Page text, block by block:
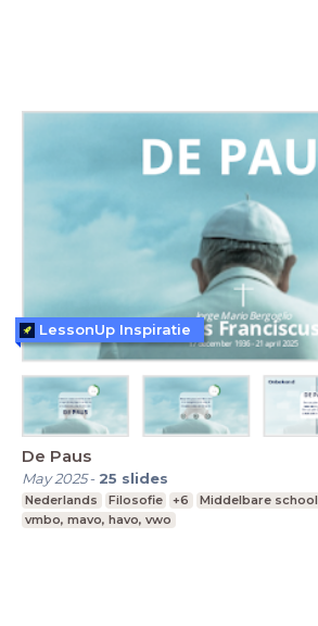
De Paus
May 2025- 25 slides
Nederlands Filosofie +6 Middelbare school
vmbo, mavo, havo, vwo
LessonUp Inspiratie